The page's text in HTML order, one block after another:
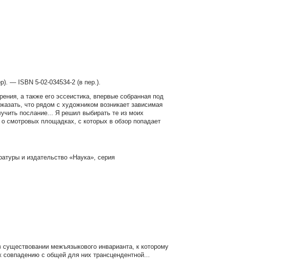
— ISBN 5-02-034534-2 (в пер.).
а также его эссеистика, впервые собранная под
что рядом с художником возникает зависимая
послание... Я решил выбирать те из моих
смотровых площадках, с которых в обзор попадает
и издательство «Наука», серия
межъязыкового инварианта, к которому
с общей для них трансцендентной...